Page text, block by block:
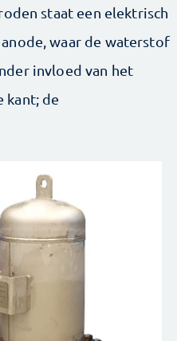
staat een elektrisch
waar de waterstof
invloed van het
kant; de